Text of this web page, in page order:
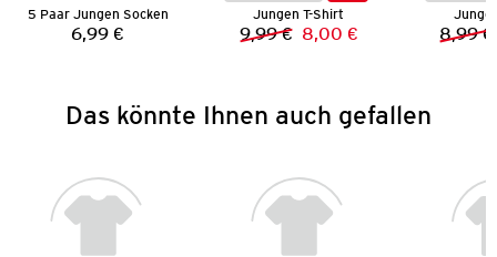
5 Paar Jungen Socken
Preis:
6,99 €
Jungen T-Shirt
Vorheriger Preis:
9,99 € Neuer Preis:
8,00 € 8,99 €
Das könnte Ihnen auch gefallen